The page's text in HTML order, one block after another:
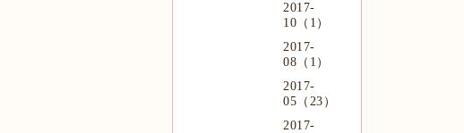
2017-
10（1）
2017-
08（1）
2017-
05（23）
2017-